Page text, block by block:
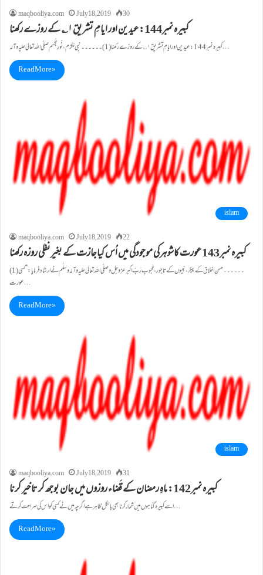
maqbooliya.com
July 18, 2019 30
کبيرہ نمبر144: عيد ين اور ايامِ تشريق ۱؎ کے روزے رکھنا
کبيرہ نمبر144: عيد ين اور ايامِ تشريق ۱؎ کے روزے رکھنا (1)۔۔۔۔۔۔نبی مُکَرَّم،نُورِ مُجسَّم صلَّی اللہ تعالیٰ علیہ وآلہ…
Read More »
islam
maqbooliya.com
July 18, 2019 22
کبيرہ نمبر143 عورت کاشوہرکی موجودگی میں اُس کیاجازت کے بغیرنفلی روزہ رکھنا
(1)۔۔۔۔۔۔حسنِ اخلاق کے پیکر،نبیوں کے تاجور، مَحبوبِ رَبِّ اکبر عزوجل وصلَّی اللہ تعالیٰ علیہ وآلہ وسلَّم نے ارشاد فرمایا:”کسی
عورت…
Read More »
islam
maqbooliya.com
July 18, 2019 31
کبيرہ نمبر142: ماہِ رمضان کے قَضاء روزوں میں جان بوجھ کر تاخیر کرنا
اسے کبيرہ گناہوں ميں شمار کرنا بھی بالکل ظاہر ہے اگرچہ ميں نے کسی کو اس کی صراحت کرتے…
Read More »